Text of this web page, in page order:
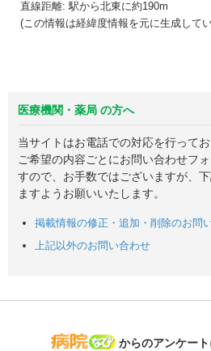
直線距離: 駅から北東に約190m
(この情報は経緯度情報を元に生成して
医療機関・薬局 の方へ
当サイトはお電話での対応を行ってお
ご希望の内容ごとにお問い合わせフ
すので、お手数ではございますが、
ますようお願いいたします。
掲載情報の修正・追加・削除のお問
上記以外のお問い合わせ
病院なび
からのアンケート